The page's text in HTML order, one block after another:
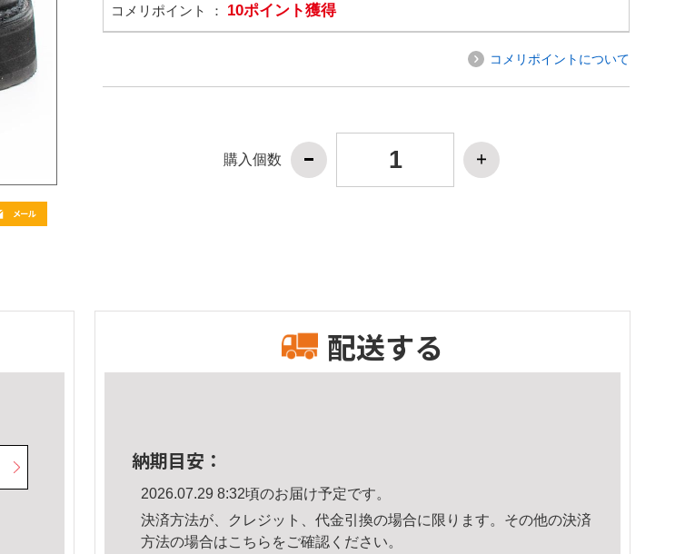
コメリポイント ： 10ポイント獲得
コメリポイントについて
購入個数
配送する
納期目安：
2026.07.29 8:32頃のお届け予定です。
決済方法が、クレジット、代金引換の場合に限ります。その他の決済
方法の場合はこちら をご確認ください。